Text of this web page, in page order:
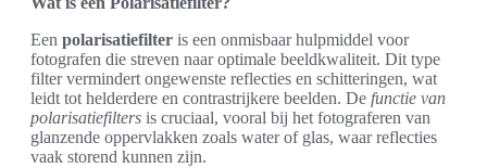
Een polarisatiefilter is een onmisbaar hulpmiddel voor
fotografen die streven naar optimale beeldkwaliteit. Dit type
filter vermindert ongewenste reflecties en schitteringen, wat
leidt tot helderdere en contrastrijkere beelden. De functie van
polarisatiefilters is cruciaal, vooral bij het fotograferen van
glanzende oppervlakken zoals water of glas, waar reflecties
vaak storend kunnen zijn.